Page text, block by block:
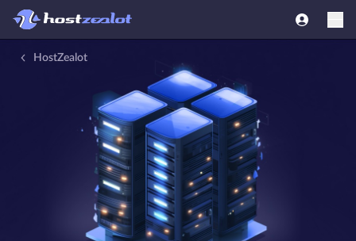
HostZealot